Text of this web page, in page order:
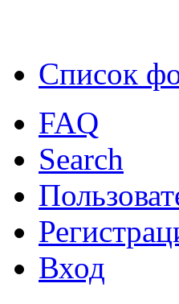
Список
FAQ
Search
Вход